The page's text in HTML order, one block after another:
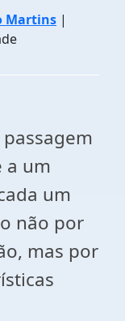
Martins |
a um
um
não por
mas por